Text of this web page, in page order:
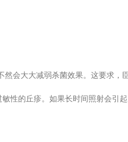
大大减弱杀菌效果。这要求，臣
过敏性的丘疹。如果长时间照射会引